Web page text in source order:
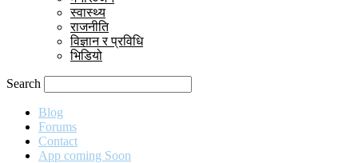
स्वास्थ्य
राजनीति
विज्ञान र प्रविधि
भिडियो
Search
Blog
Forums
Contact
App coming Soon